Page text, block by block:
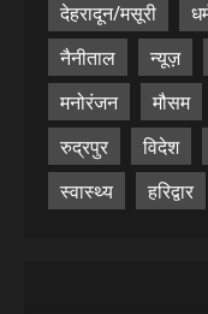
देहरादून/मसूरी
नैनीताल
न्यूज़
मनोरंजन
मौसम
रुद्रपुर
विदेश
स्वास्थ्य
हरिद्वार